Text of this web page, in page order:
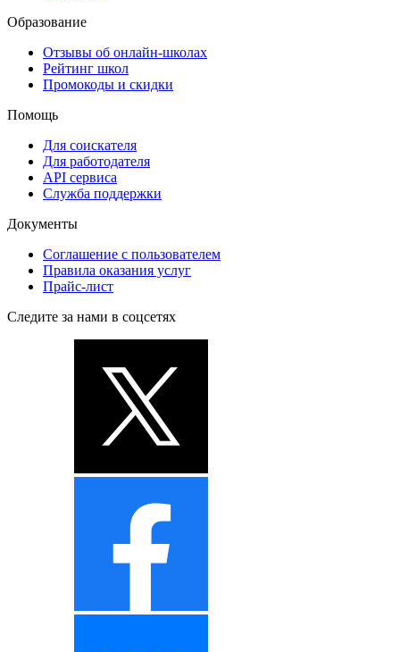
Образование
Отзывы об онлайн-школах
Рейтинг школ
Промокоды и скидки
Помощь
Для соискателя
Для работодателя
API сервиса
Служба поддержки
Документы
Соглашение с пользователем
Правила оказания услуг
Прайс-лист
Следите за нами в соцсетях